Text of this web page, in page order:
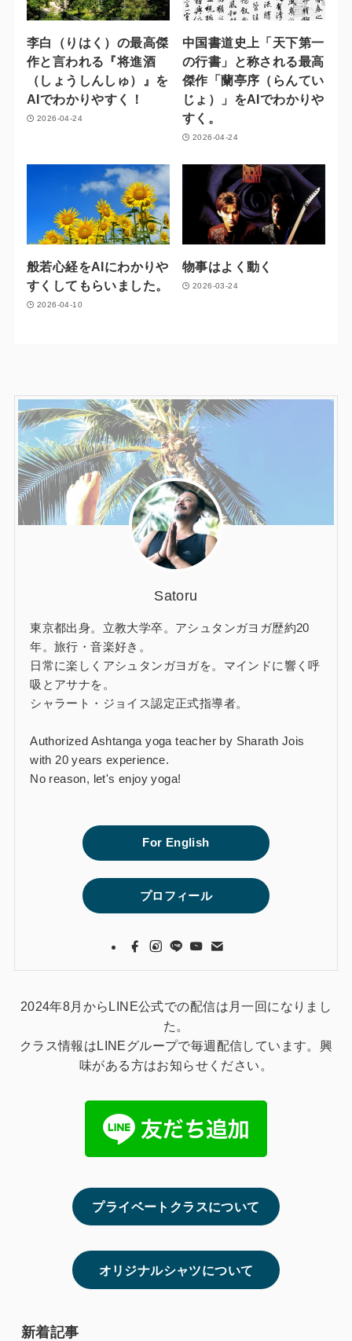
李白（りはく）の最高傑
作と言われる『将進酒
（しょうしんしゅ）』を
AIでわかりやすく！
2026-04-24
中国書道史上「天下第一
の行書」と称される最高
傑作「蘭亭序（らんてい
じょ）」をAIでわかりや
すく。
2026-04-24
般若心経をAIにわかりや
すくしてもらいました。
2026-04-10
物事はよく動く
2026-03-24
Satoru
東京都出身。立教大学卒。アシュタンガヨガ歴約20
年。旅行・音楽好き。
日常に楽しくアシュタンガヨガを。マインドに響く呼
吸とアサナを。
シャラート・ジョイス認定正式指導者。
Authorized Ashtanga yoga teacher by Sharath Jois
with 20 years experience.
No reason, let's enjoy yoga!
For English
プロフィール
2024年8月からLINE公式での配信は月一回になりまし
た。
クラス情報はLINEグループで毎週配信しています。興
味がある方はお知らせください。
プライベートクラスについて
オリジナルシャツについて
新着記事